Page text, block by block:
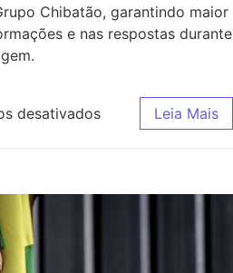
Chibatão, garantindo maior
e nas respostas durante
desativados Leia Mais